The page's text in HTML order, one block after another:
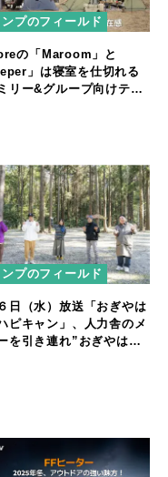
ンプのフィールド
の「Maroom」と
」は寝室を仕切れる
リー&グループ向けテン
ンプのフィールド
日（水）放送「おぎやは
ピキャン」、人力舎のメ
を引き連れ”おぎやはぎ